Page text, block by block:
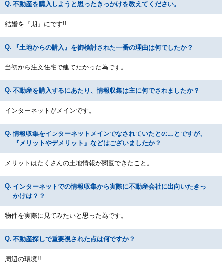
不動産を購入しようと思ったきっかけを教えてください。
結婚を『期』にです!!
『土地からの購入』を御検討された一番の理由は何でしたか？
当初から注文住宅で建てたかった為です。
不動産を購入するにあたり、情報収集は主に何でされましたか？
インターネットがメインです。
情報収集をインターネットメインでなされていたとのことですが、
『メリットやデメリット』などはございましたか？
メリットはたくさんの土地情報が閲覧できたこと。
インターネットでの情報収集から実際に不動産会社に出向いたきっ
かけは？？
物件を実際に見てみたいと思った為です。
不動産探しで重要視された点は何ですか？
周辺の環境!!